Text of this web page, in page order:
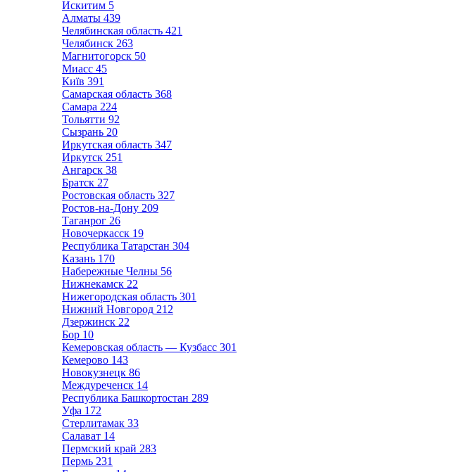
Искитим 5
Алматы 439
Челябинская область 421
Челябинск 263
Магнитогорск 50
Миасс 45
Київ 391
Самарская область 368
Самара 224
Тольятти 92
Сызрань 20
Иркутская область 347
Иркутск 251
Ангарск 38
Братск 27
Ростовская область 327
Ростов-на-Дону 209
Таганрог 26
Новочеркасск 19
Республика Татарстан 304
Казань 170
Набережные Челны 56
Нижнекамск 22
Нижегородская область 301
Нижний Новгород 212
Дзержинск 22
Бор 10
Кемеровская область — Кузбасс 301
Кемерово 143
Новокузнецк 86
Междуреченск 14
Республика Башкортостан 289
Уфа 172
Стерлитамак 33
Салават 14
Пермский край 283
Пермь 231